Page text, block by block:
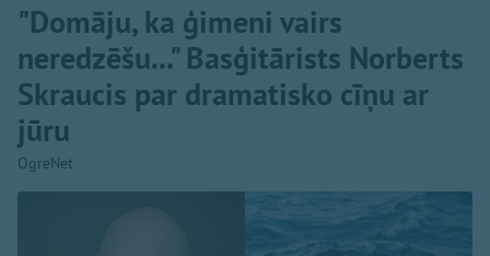
"Domāju, ka ģimeni vairs
neredzēšu..." Basģitārists Norberts
Skraucis par dramatisko cīņu ar
jūru
OgreNet